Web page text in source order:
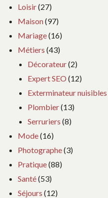
Loisir(27)
Maison(97)
Mariage(16)
Métiers (43)
Décorateur(2)
Expert SEO (12)
Exterminateur nuisibles
Plombier(13)
Serruriers (8)
Mode(16)
Photographe(3)
Pratique(88)
Santé(53)
Séjours (12)